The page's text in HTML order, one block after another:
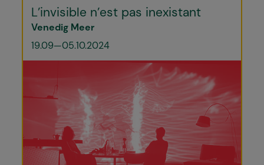
L’invisible n’est pas inexistant
Venedig Meer
19.09—05.10.2024